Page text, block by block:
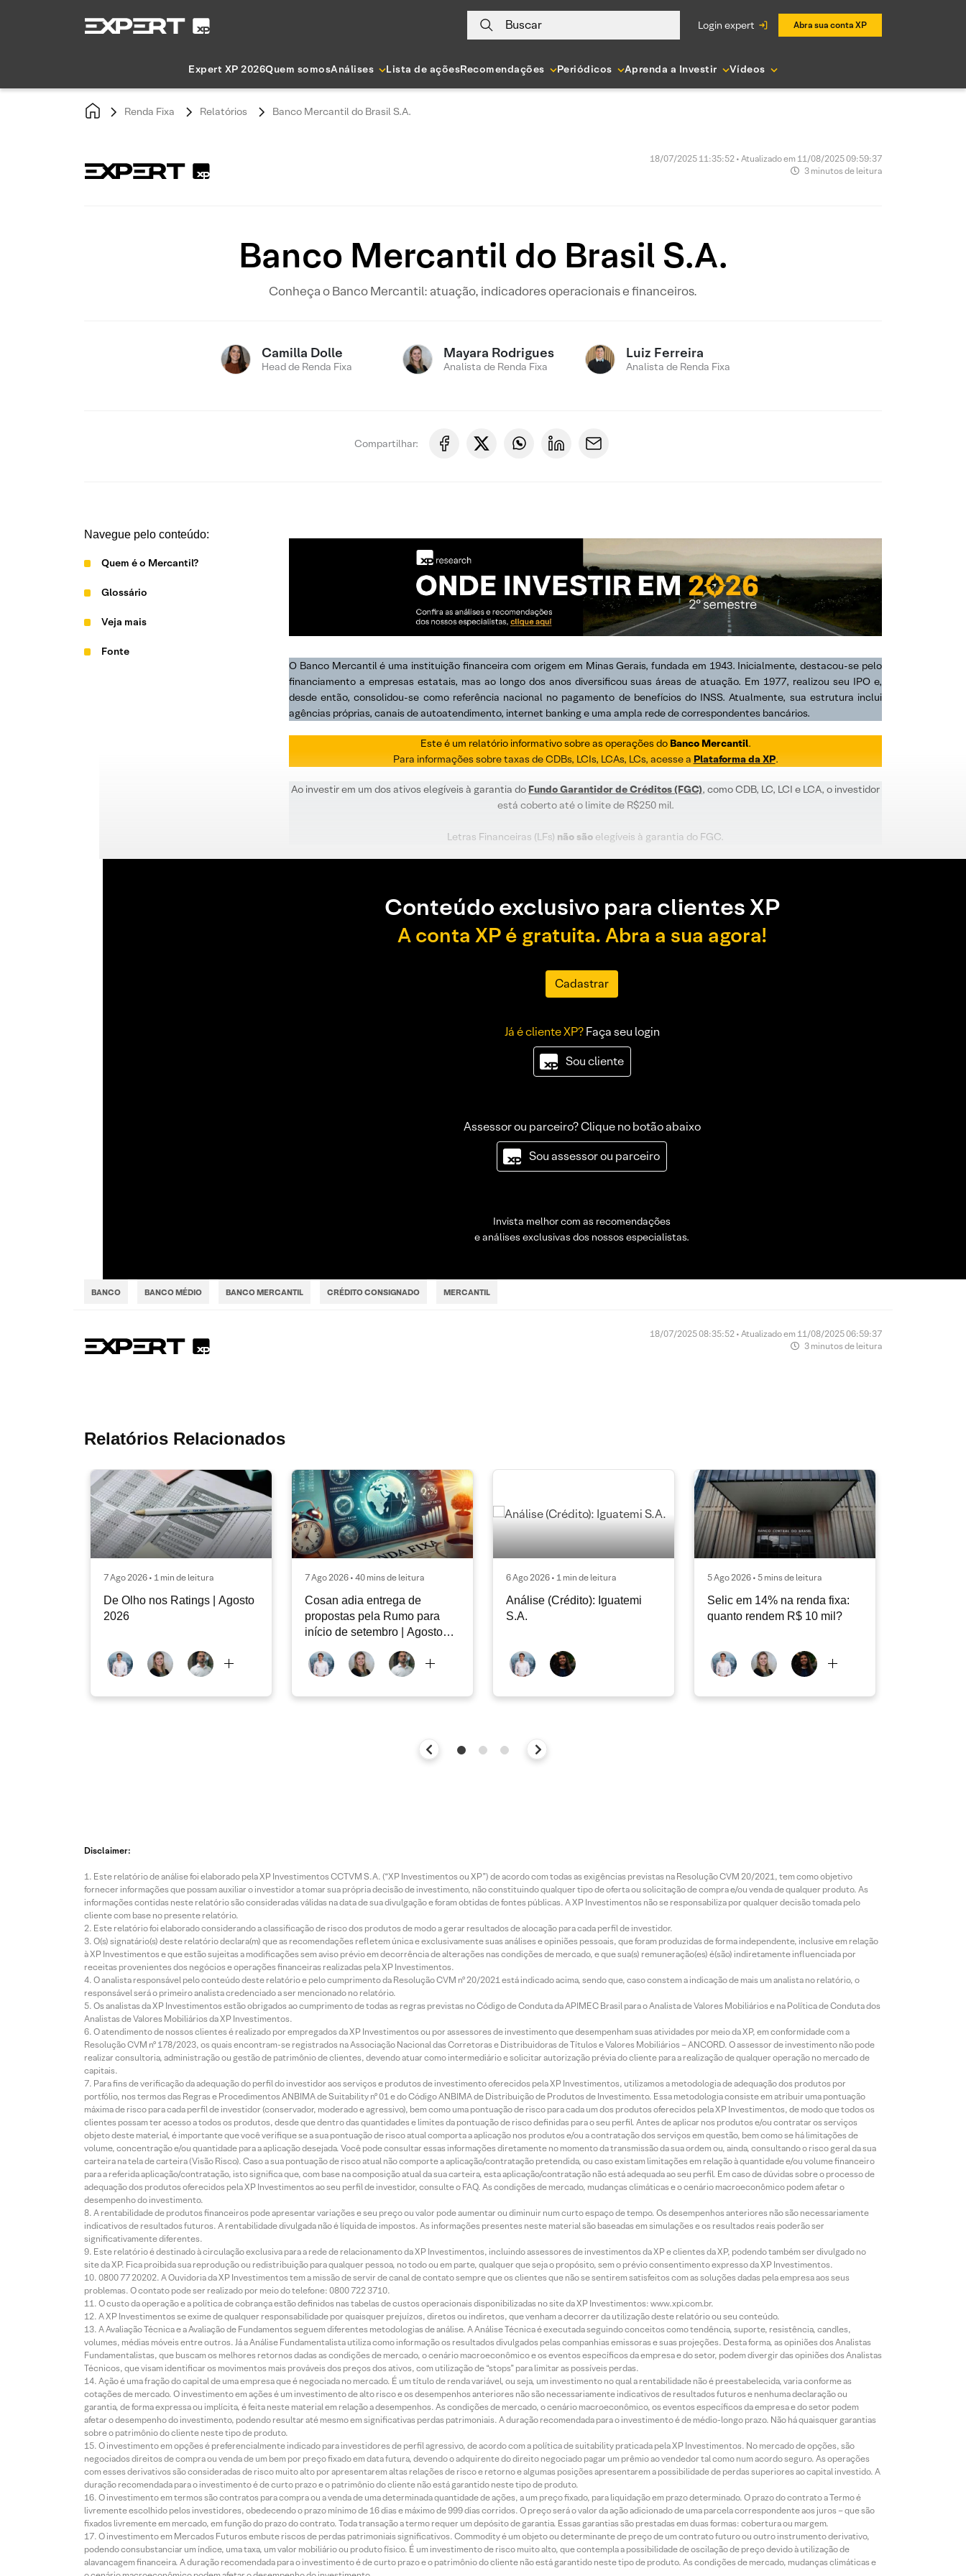
Buscar login expert Abra sua conta XP
Expert XP 2026Quem somosAnálises Lista de açõesRecomendações Periódicos Aprenda a Investir Vídeos
Renda Fixa Relatórios Banco Mercantil do Brasil S.A.
18/07/2025 11:35:52 • Atualizado em 11/08/2025 09:59:37
3 minutos de leitura
Banco Mercantil do Brasil S.A.
Conheça o Banco Mercantil: atuação, indicadores operacionais e financeiros.
Camilla Dolle
Head de Renda Fixa
Mayara Rodrigues
Analista de Renda Fixa
Luiz Ferreira
Analista de Renda Fixa
Compartilhar:
Navegue pelo conteúdo:
Quem é o Mercantil?
Glossário
Veja mais
Fonte
O Banco Mercantil é uma instituição financeira com origem em Minas Gerais, fundada em 1943. Inicialmente, destacou-se pelo
financiamento a empresas estatais, mas ao longo dos anos diversificou suas áreas de atuação. Em 1977, realizou seu IPO e,
desde então, consolidou-se como referência nacional no pagamento de benefícios do INSS. Atualmente, sua estrutura inclui
agências próprias, canais de autoatendimento, internet banking e uma ampla rede de correspondentes bancários.
Este é um relatório informativo sobre as operações do Banco Mercantil.
Para informações sobre taxas de CDBs, LCIs, LCAs, LCs, acesse a Plataforma da XP.
Ao investir em um dos ativos elegíveis à garantia do Fundo Garantidor de Créditos (FGC), como CDB, LC, LCI e LCA, o investidor
está coberto até o limite de R$250 mil.
Letras Financeiras (LFs) não são elegíveis à garantia do FGC.
Conteúdo exclusivo para clientes XP
A conta XP é gratuita. Abra a sua agora!
Cadastrar
Já é cliente XP?Faça seu login
Sou cliente
Assessor ou parceiro? Clique no botão abaixo
Sou assessor ou parceiro
Invista melhor com as recomendações
e análises exclusivas dos nossos especialistas.
BANCO BANCO MÉDIO BANCO MERCANTIL CRÉDITO CONSIGNADO MERCANTIL
18/07/2025 08:35:52 • Atualizado em 11/08/2025 06:59:37
3 minutos de leitura
Relatórios Relacionados
7 Ago 2026 • 1 min de leitura
De Olho nos Ratings | Agosto
2026
7 Ago 2026 • 40 mins de leitura
Cosan adia entrega de
propostas pela Rumo para
início de setembro | Agosto
6 Ago 2026 • 1 min de leitura
Análise (Crédito): Iguatemi
S.A.
5 Ago 2026 • 5 mins de leitura
Selic em 14% na renda fixa:
quanto rendem R$ 10 mil?
Disclaimer:
Este relatório de análise foi elaborado pela XP Investimentos CCTVM S.A. (“XP Investimentos ou XP”) de acordo com todas as exigências previstas na Resolução CVM 20/2021, tem como objetivo
fornecer informações que possam auxiliar o investidor a tomar sua própria decisão de investimento, não constituindo qualquer tipo de oferta ou solicitação de compra e/ou venda de qualquer produto. As
informações contidas neste relatório são consideradas válidas na data de sua divulgação e foram obtidas de fontes públicas. A XP Investimentos não se responsabiliza por qualquer decisão tomada pelo
cliente com base no presente relatório.
Este relatório foi elaborado considerando a classificação de risco dos produtos de modo a gerar resultados de alocação para cada perfil de investidor.
O(s) signatário(s) deste relatório declara(m) que as recomendações refletem única e exclusivamente suas análises e opiniões pessoais, que foram produzidas de forma independente, inclusive em relação
à XP Investimentos e que estão sujeitas a modificações sem aviso prévio em decorrência de alterações nas condições de mercado, e que sua(s) remuneração(es) é(são) indiretamente influenciada por
receitas provenientes dos negócios e operações financeiras realizadas pela XP Investimentos.
O analista responsável pelo conteúdo deste relatório e pelo cumprimento da Resolução CVM nº 20/2021 está indicado acima, sendo que, caso constem a indicação de mais um analista no relatório, o
responsável será o primeiro analista credenciado a ser mencionado no relatório.
Os analistas da XP Investimentos estão obrigados ao cumprimento de todas as regras previstas no Código de Conduta da APIMEC Brasil para o Analista de Valores Mobiliários e na Política de Conduta dos
Analistas de Valores Mobiliários da XP Investimentos.
O atendimento de nossos clientes é realizado por empregados da XP Investimentos ou por assessores de investimento que desempenham suas atividades por meio da XP, em conformidade com a
Resolução CVM nº 178/2023, os quais encontram-se registrados na Associação Nacional das Corretoras e Distribuidoras de Títulos e Valores Mobiliários – ANCORD. O assessor de investimento não pode
realizar consultoria, administração ou gestão de patrimônio de clientes, devendo atuar como intermediário e solicitar autorização prévia do cliente para a realização de qualquer operação no mercado de
capitais.
Para fins de verificação da adequação do perfil do investidor aos serviços e produtos de investimento oferecidos pela XP Investimentos, utilizamos a metodologia de adequação dos produtos por
portfólio, nos termos das Regras e Procedimentos ANBIMA de Suitability nº 01 e do Código ANBIMA de Distribuição de Produtos de Investimento. Essa metodologia consiste em atribuir uma pontuação
máxima de risco para cada perfil de investidor (conservador, moderado e agressivo), bem como uma pontuação de risco para cada um dos produtos oferecidos pela XP Investimentos, de modo que todos os
clientes possam ter acesso a todos os produtos, desde que dentro das quantidades e limites da pontuação de risco definidas para o seu perfil. Antes de aplicar nos produtos e/ou contratar os serviços
objeto deste material, é importante que você verifique se a sua pontuação de risco atual comporta a aplicação nos produtos e/ou a contratação dos serviços em questão, bem como se há limitações de
volume, concentração e/ou quantidade para a aplicação desejada. Você pode consultar essas informações diretamente no momento da transmissão da sua ordem ou, ainda, consultando o risco geral da sua
carteira na tela de carteira (Visão Risco). Caso a sua pontuação de risco atual não comporte a aplicação/contratação pretendida, ou caso existam limitações em relação à quantidade e/ou volume financeiro
para a referida aplicação/contratação, isto significa que, com base na composição atual da sua carteira, esta aplicação/contratação não está adequada ao seu perfil. Em caso de dúvidas sobre o processo de
adequação dos produtos oferecidos pela XP Investimentos ao seu perfil de investidor, consulte o FAQ. As condições de mercado, mudanças climáticas e o cenário macroeconômico podem afetar o
desempenho do investimento.
A rentabilidade de produtos financeiros pode apresentar variações e seu preço ou valor pode aumentar ou diminuir num curto espaço de tempo. Os desempenhos anteriores não são necessariamente
indicativos de resultados futuros. A rentabilidade divulgada não é líquida de impostos. As informações presentes neste material são baseadas em simulações e os resultados reais poderão ser
significativamente diferentes.
Este relatório é destinado à circulação exclusiva para a rede de relacionamento da XP Investimentos, incluindo assessores de investimentos da XP e clientes da XP, podendo também ser divulgado no
site da XP. Fica proibida sua reprodução ou redistribuição para qualquer pessoa, no todo ou em parte, qualquer que seja o propósito, sem o prévio consentimento expresso da XP Investimentos.
0800 77 20202. A Ouvidoria da XP Investimentos tem a missão de servir de canal de contato sempre que os clientes que não se sentirem satisfeitos com as soluções dadas pela empresa aos seus
problemas. O contato pode ser realizado por meio do telefone: 0800 722 3710.
O custo da operação e a política de cobrança estão definidos nas tabelas de custos operacionais disponibilizadas no site da XP Investimentos: www.xpi.com.br.
A XP Investimentos se exime de qualquer responsabilidade por quaisquer prejuízos, diretos ou indiretos, que venham a decorrer da utilização deste relatório ou seu conteúdo.
A Avaliação Técnica e a Avaliação de Fundamentos seguem diferentes metodologias de análise. A Análise Técnica é executada seguindo conceitos como tendência, suporte, resistência, candles,
volumes, médias móveis entre outros. Já a Análise Fundamentalista utiliza como informação os resultados divulgados pelas companhias emissoras e suas projeções. Desta forma, as opiniões dos Analistas
Fundamentalistas, que buscam os melhores retornos dadas as condições de mercado, o cenário macroeconômico e os eventos específicos da empresa e do setor, podem divergir das opiniões dos Analistas
Técnicos, que visam identificar os movimentos mais prováveis dos preços dos ativos, com utilização de “stops” para limitar as possíveis perdas.
Ação é uma fração do capital de uma empresa que é negociada no mercado. É um título de renda variável, ou seja, um investimento no qual a rentabilidade não é preestabelecida, varia conforme as
cotações de mercado. O investimento em ações é um investimento de alto risco e os desempenhos anteriores não são necessariamente indicativos de resultados futuros e nenhuma declaração ou
garantia, de forma expressa ou implícita, é feita neste material em relação a desempenhos. As condições de mercado, o cenário macroeconômico, os eventos específicos da empresa e do setor podem
afetar o desempenho do investimento, podendo resultar até mesmo em significativas perdas patrimoniais. A duração recomendada para o investimento é de médio-longo prazo. Não há quaisquer garantias
sobre o patrimônio do cliente neste tipo de produto.
O investimento em opções é preferencialmente indicado para investidores de perfil agressivo, de acordo com a política de suitability praticada pela XP Investimentos. No mercado de opções, são
negociados direitos de compra ou venda de um bem por preço fixado em data futura, devendo o adquirente do direito negociado pagar um prêmio ao vendedor tal como num acordo seguro. As operações
com esses derivativos são consideradas de risco muito alto por apresentarem altas relações de risco e retorno e algumas posições apresentarem a possibilidade de perdas superiores ao capital investido. A
duração recomendada para o investimento é de curto prazo e o patrimônio do cliente não está garantido neste tipo de produto.
O investimento em termos são contratos para compra ou a venda de uma determinada quantidade de ações, a um preço fixado, para liquidação em prazo determinado. O prazo do contrato a Termo é
livremente escolhido pelos investidores, obedecendo o prazo mínimo de 16 dias e máximo de 999 dias corridos. O preço será o valor da ação adicionado de uma parcela correspondente aos juros – que são
fixados livremente em mercado, em função do prazo do contrato. Toda transação a termo requer um depósito de garantia. Essas garantias são prestadas em duas formas: cobertura ou margem.
O investimento em Mercados Futuros embute riscos de perdas patrimoniais significativos. Commodity é um objeto ou determinante de preço de um contrato futuro ou outro instrumento derivativo,
podendo consubstanciar um índice, uma taxa, um valor mobiliário ou produto físico. É um investimento de risco muito alto, que contempla a possibilidade de oscilação de preço devido à utilização de
alavancagem financeira. A duração recomendada para o investimento é de curto prazo e o patrimônio do cliente não está garantido neste tipo de produto. As condições de mercado, mudanças climáticas e